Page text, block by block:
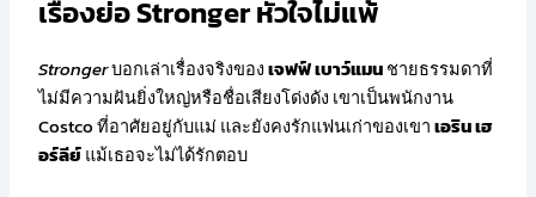
เรื่องย่อ Stronger หัวใจไม่แพ้
Strongerบอกเล่าเรื่องจริงของเจฟฟ์ เบาว์แมนชายธรรมดาที่
ไม่มีความฝันยิ่งใหญ่หรือชื่อเสียงโด่งดัง เขาเป็นพนักงาน
Costco ที่อาศัยอยู่กับแม่ และยังคงรักแฟนเก่าของเขาเอริน เฮ
อร์ลีย์แม้เธอจะไม่ได้รักตอบ